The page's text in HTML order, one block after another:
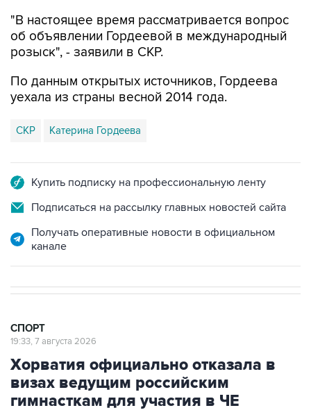
"В настоящее время рассматривается вопрос
об объявлении Гордеевой в международный
розыск", - заявили в СКР.
По данным открытых источников, Гордеева
уехала из страны весной 2014 года.
СКР Катерина Гордеева
Купить подписку на профессиональную ленту
Подписаться на рассылку главных новостей сайта
Получать оперативные новости в официальном
канале
СПОРТ
19:33, 7 августа 2026
Хорватия официально отказала в
визах ведущим российским
гимнасткам для участия в ЧЕ